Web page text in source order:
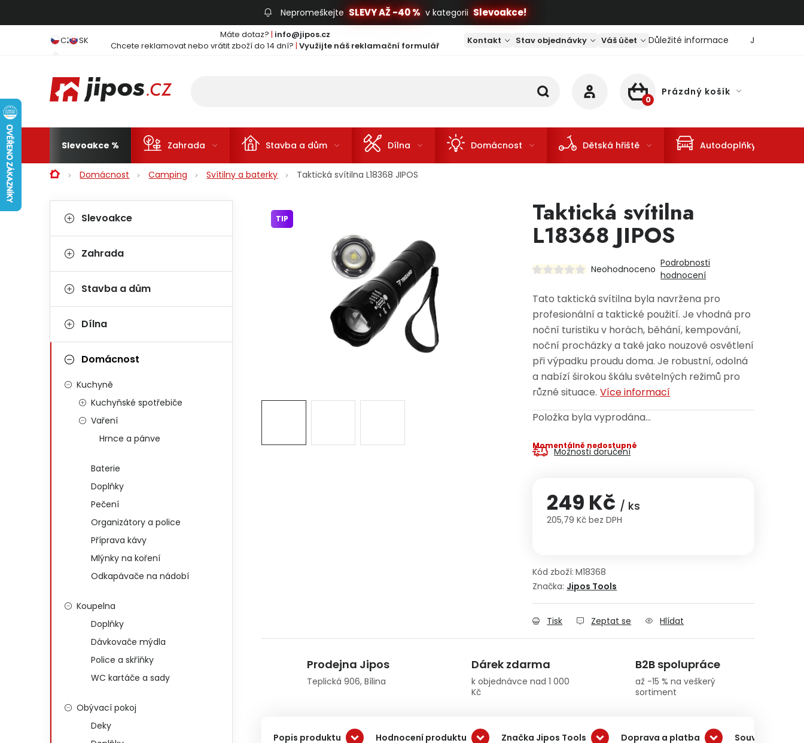
Nepromeškejte SLEVY AŽ -40 % v kategorii Slevoakce!
CZ SK Máte dotaz? | info@jipos.cz
Chcete reklamovat nebo vrátit zboží do 14 dní? | Využijte náš reklamační formulář Kontakt Stav objednávky Váš účet Důležité informace Jaký je
NÁKUPNÍ KOŠÍK
Prázdný košík
Slevoakce Zahrada Stavba a dům Dílna Domácnost Dětská hřiště Autodoplňky
DomůDomácnost Camping Svítilny a baterky Taktická svítilna L18368 JIPOS
Postranní panel
Kategorie
Slevoakce
Zahrada
Stavba a dům
Dílna
Domácnost
Kuchyně
Kuchyňské spotřebiče
Vaření
Hrnce a pánve
Baterie
Doplňky
Pečení
Organizátory a police
Příprava kávy
Mlýnky na koření
Odkapávače na nádobí
Koupelna
Doplňky
Dávkovače mýdla
Police a skříňky
WC kartáče a sady
Obývací pokoj
Deky
Taktická svítilna
L18368 JIPOS
Neohodnoceno
Podrobnosti
hodnocení
Tato taktická svítilna byla navržena pro
profesionální a taktické použití. Je vhodná pro
noční turistiku v horách, běhání, kempování,
noční procházky a také jako nouzové osvětlení
při výpadku proudu doma. Je robustní, odolná
a nabízí širokou škálu světelných režimů pro
různé situace. Více informací
Položka byla vyprodána…
Momentálně nedostupné
Možnosti doručení
249 Kč / ks
205,79 Kč bez DPH
Kód zboží: M18368
Značka: Jipos Tools
Tisk Zeptat se Hlídat
TIP
Prodejna Jipos
Teplická 906, Bílina
Dárek zdarma
k objednávce nad 1 000
Kč
B2B spolupráce
až -15 % na veškerý
sortiment
Popis produktu Hodnocení produktu Značka Jipos Tools Doprava a platba Související